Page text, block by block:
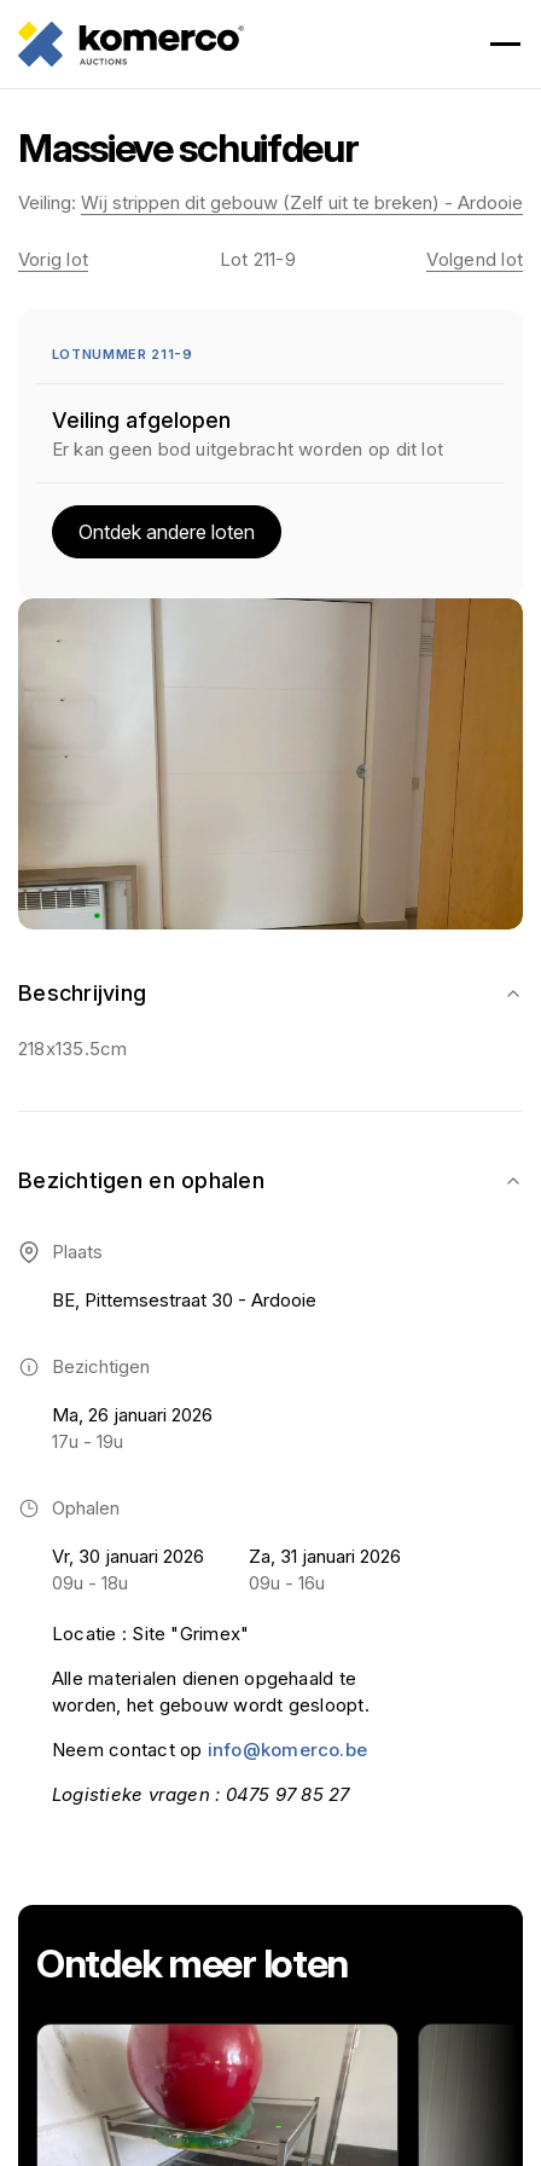
Massieve schuifdeur
Veiling: Wij strippen dit gebouw (Zelf uit te breken) - Ardooie
Beschrijving
218x135.5cm
Bezichtigen en ophalen
Plaats
BE, Pittemsestraat 30 - Ardooie
Bezichtigen
Ma, 26 januari 2026
17u - 19u
Ophalen
Vr, 30 januari 2026
09u - 18u
Za, 31 januari 2026
09u - 16u
Locatie : Site "Grimex"
Alle materialen dienen opgehaald te
worden, het gebouw wordt gesloopt.
Neem contact op info@komerco.be
Logistieke vragen : 0475 97 85 27
Vorig lot Lot 211-9 Volgend lot
LOTNUMMER 211-9
Veiling afgelopen
Er kan geen bod uitgebracht worden op dit lot
Ontdek andere loten
Ontdek meer loten